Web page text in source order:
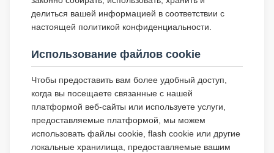
делиться вашей информацией в соответствии с
настоящей политикой конфиденциальности.
Использование файлов cookie
Чтобы предоставить вам более удобный доступ,
когда вы посещаете связанные с нашей
платформой веб-сайты или используете услуги,
предоставляемые платформой, мы можем
использовать файлы cookie, flash cookie или другие
локальные хранилища, предоставляемые вашим